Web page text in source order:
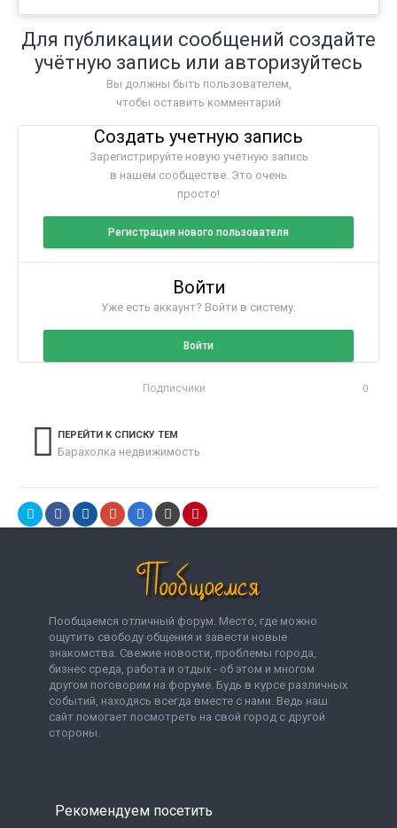
Для публикации сообщений создайте
учётную запись или авторизуйтесь
Вы должны быть пользователем,
чтобы оставить комментарий
Создать учетную запись
Зарегистрируйте новую учётную запись
в нашем сообществе. Это очень
просто!
Регистрация нового пользователя
Войти
Уже есть аккаунт? Войти в систему.
Войти
Подписчики 0
ПЕРЕЙТИ К СПИСКУ ТЕМ
Барахолка недвижимость
Пообщаемся отличный форум. Место, где можно
ощутить свободу общения и завести новые
знакомства. Свежие новости, проблемы города,
бизнес среда, работа и отдых - об этом и многом
другом поговорим на форуме. Будь в курсе различных
событий, находясь всегда вместе с нами. Ведь наш
сайт помогает посмотреть на свой город с другой
стороны.
Рекомендуем посетить